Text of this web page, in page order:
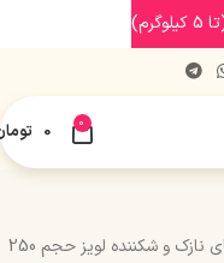
0
0
کوکتل پروتئین بازسازی کننده حجم دهنده موهای نازک و شکننده لویز حجم 250